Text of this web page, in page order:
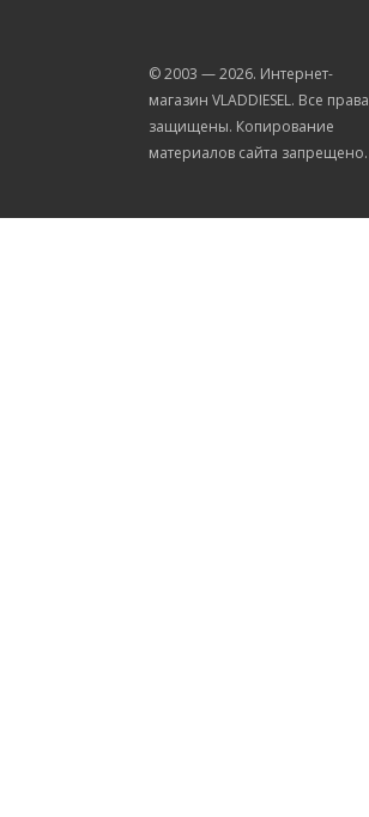
© 2003 —2026. Интернет-
магазин VLADDIESEL. Все права
защищены. Копирование
материалов сайта запрещено.